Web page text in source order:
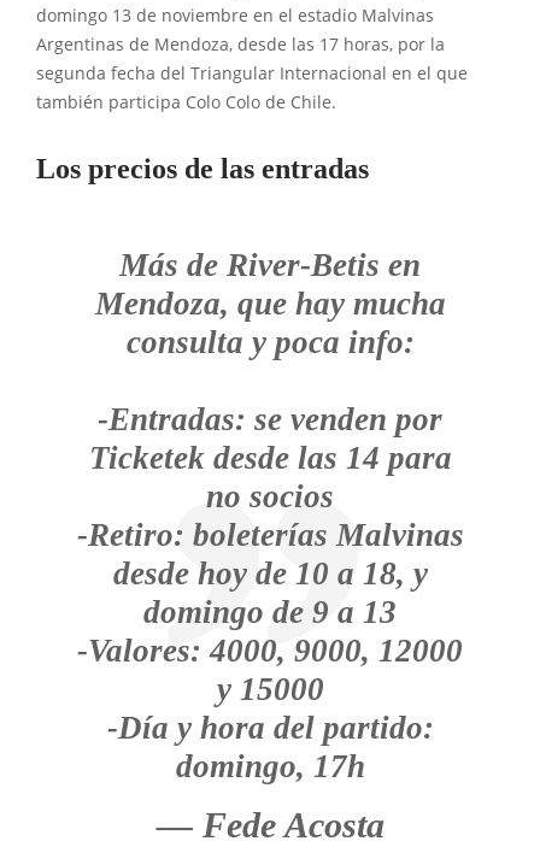
domingo 13 de noviembre en el estadio Malvinas
Argentinas de Mendoza, desde las 17 horas, por la
segunda fecha del Triangular Internacional en el que
también participa Colo Colo de Chile.
Los precios de las entradas
Más de River-Betis en
Mendoza, que hay mucha
consulta y poca info:
-Entradas: se venden por
Ticketek desde las 14 para
no socios
-Retiro: boleterías Malvinas
desde hoy de 10 a 18, y
domingo de 9 a 13
-Valores: 4000, 9000, 12000
y 15000
-Día y hora del partido:
domingo, 17h
— Fede Acosta